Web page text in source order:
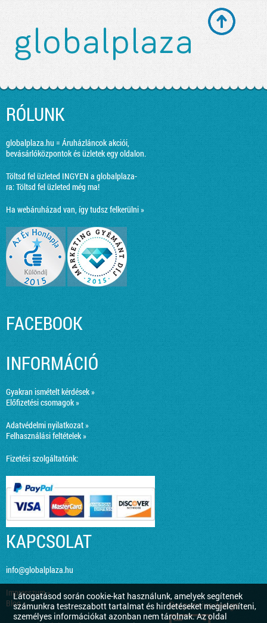
Látogatásod során cookie-kat használunk, amelyek segítenek
számunkra testreszabott tartalmat és hirdetéseket megjeleníteni,
személyes információkat azonban nem tárolnak. Az oldal
RÓLUNK
globalplaza.hu = Áruházláncok akciói,
bevásárlóközpontok és üzletek egy oldalon.
Töltsd fel üzleted INGYEN a globalplaza-
ra:Töltsd fel üzleted még ma!
Ha webáruházad van, így tudsz felkerülni »
FACEBOOK
INFORMÁCIÓ
Gyakran ismételt kérdések »
Előfizetési csomagok »
Adatvédelmi nyilatkozat »
Felhasználási feltételek »
Fizetési szolgáltatónk:
KAPCSOLAT
info@globalplaza.hu
Impresszum »
Blog »
Responsive design